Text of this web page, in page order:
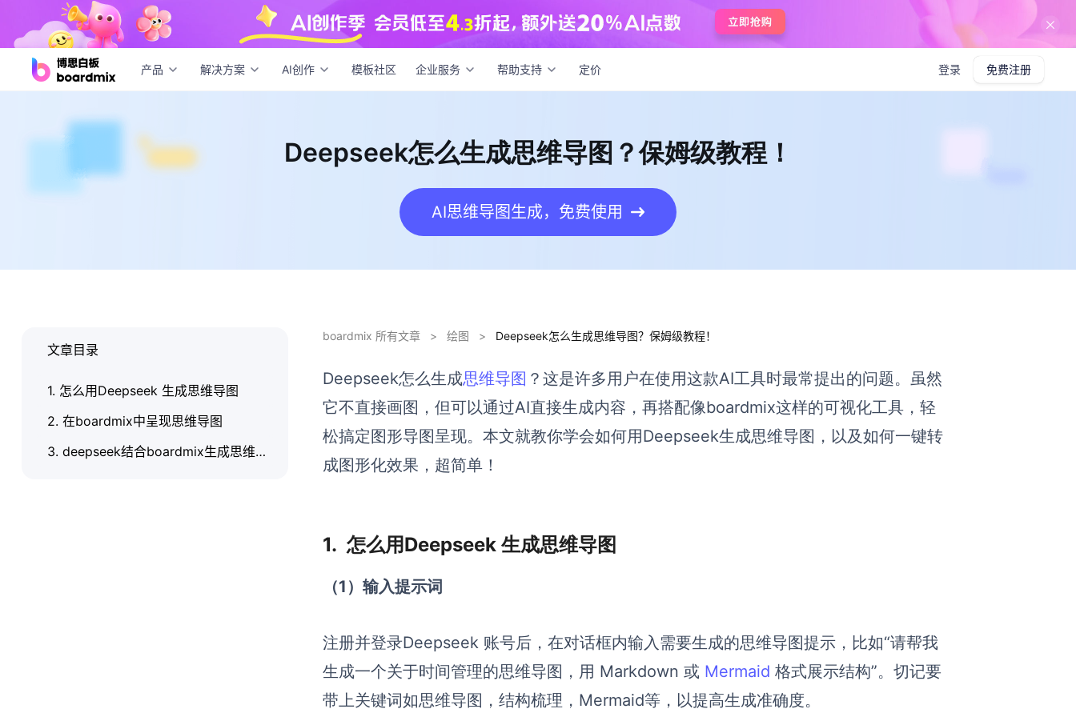
产品 解决方案 AI创作 模板社区 企业服务 帮助支持 定价 登录 免费注册
Deepseek怎么生成思维导图？保姆级教程！
Deepseek怎么生成思维导图？保姆级教程！
AI思维导图生成，免费使用
boardmix 所有文章 > 绘图 > Deepseek怎么生成思维导图？保姆级教程！
Deepseek怎么生成思维导图 ？这是许多用户在使用这款AI工具时最常提出的问题。虽然
它不直接画图，但可以通过AI直接生成内容，再搭配像boardmix这样的可视化工具，轻
松搞定图形导图呈现。本文就教你学会如何用Deepseek生成思维导图，以及如何一键转
成图形化效果，超简单！
1.怎么用Deepseek 生成思维导图
（1）输入提示词
注册并登录Deepseek 账号后，在对话框内输入需要生成的思维导图提示，比如“请帮我
生成一个关于时间管理的思维导图，用 Markdown 或 Mermaid 格式展示结构”。切记要
带上关键词如思维导图，结构梳理，Mermaid等，以提高生成准确度。
文章目录
1. 怎么用Deepseek 生成思维导图
2. 在boardmix中呈现思维导图
3. deepseek结合boardmix生成思维导图的优势